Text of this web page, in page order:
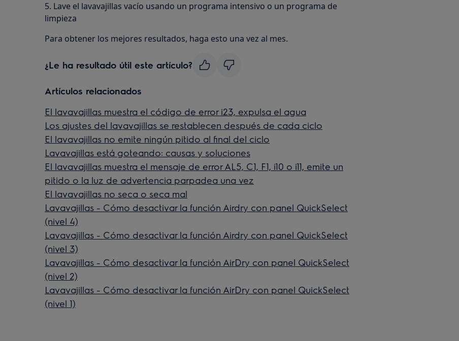
5. Lave el lavavajillas vacío usando un programa intensivo o un programa de
limpieza
Para obtener los mejores resultados, haga esto una vez al mes.
¿Le ha resultado útil este artículo?
Artículos relacionados
El lavavajillas muestra el código de error i23, expulsa el agua
Los ajustes del lavavajillas se restablecen después de cada ciclo
El lavavajillas no emite ningún pitido al final del ciclo
Lavavajillas está goteando: causas y soluciones
El lavavajillas muestra el mensaje de error AL5, C1, F1, i10 o i11, emite un
pitido o la luz de advertencia parpadea una vez
El lavavajillas no seca o seca mal
Lavavajillas - Cómo desactivar la función Airdry con panel QuickSelect
(nivel 4)
Lavavajillas - Cómo desactivar la función Airdry con panel QuickSelect
(nivel 3)
Lavavajillas - Cómo desactivar la función AirDry con panel QuickSelect
(nivel 2)
Lavavajillas - Cómo desactivar la función AirDry con panel QuickSelect
(nivel 1)